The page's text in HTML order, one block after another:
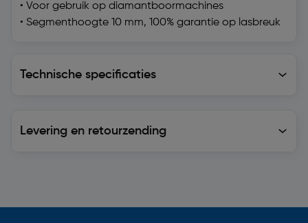
• Voor gebruik op diamantboormachines
• Segmenthoogte 10 mm, 100% garantie op lasbreuk
Technische specificaties
Levering en retourzending